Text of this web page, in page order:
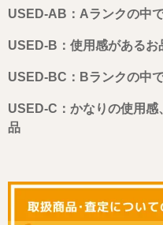
USED-AB：Aランクの中
USED-B：使用感があるお
USED-BC：Bランクの中
USED-C：かなりの使用
品